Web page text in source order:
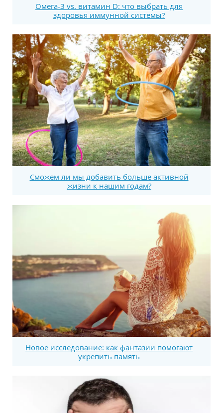
Омега-3 vs. витамин D: что выбрать для
здоровья иммунной системы?
Сможем ли мы добавить больше активной
жизни к нашим годам?
Новое исследование: как фантазии помогают
укрепить память